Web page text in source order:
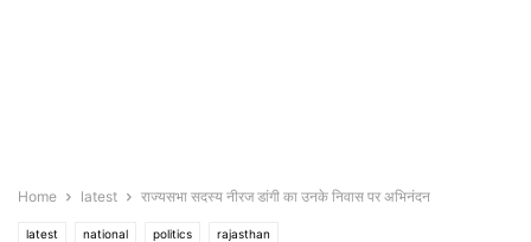
Home latest राज्यसभा सदस्य नीरज डांगी का उनके निवास पर अभिनंदन
latest national politics rajasthan